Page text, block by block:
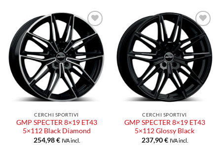
Aggiungi
alla lista
desideri
CERCHI SPORTIVI
GMP SPECTER 8×19 ET43
5×112 Black Diamond
254,98€ IVA incl.
Aggiungi
alla lista
dei
desideri
CERCHI SPORTIVI
GMP SPECTER 8×19 ET43
5×112 Glossy Black
237,90€ IVA incl.